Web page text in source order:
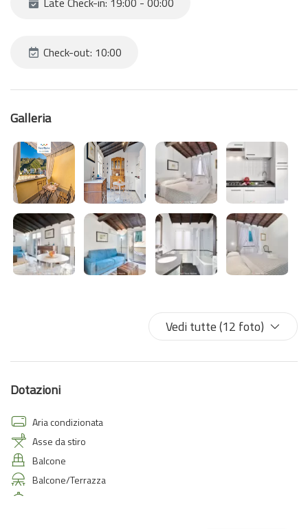
Check-out: 10:00
Galleria
Vedi tutte (12 foto)
Dotazioni
Aria condizionata
Asse da stiro
Balcone
Balcone/Terrazza